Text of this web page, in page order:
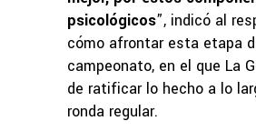
psicológicos”, indicó al
cómo afrontar esta etapa
campeonato, en el que La
de ratificar lo hecho a lo
ronda regular.